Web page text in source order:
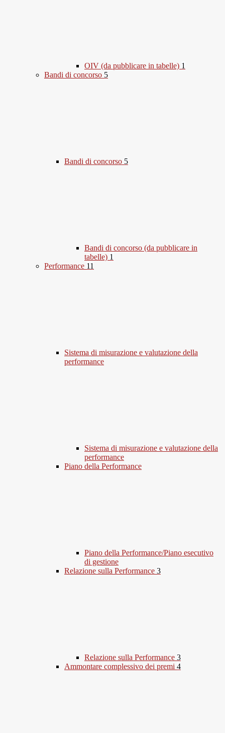
OIV (da pubblicare in tabelle) 1
Bandi di concorso 5
Bandi di concorso 5
Bandi di concorso (da pubblicare in
tabelle) 1
Performance 11
Sistema di misurazione e valutazione della
performance
Sistema di misurazione e valutazione della
performance
Piano della Performance
Piano della Performance/Piano esecutivo
di gestione
Relazione sulla Performance 3
Relazione sulla Performance 3
Ammontare complessivo dei premi 4